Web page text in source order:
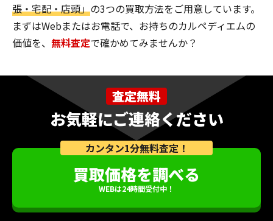
張・宅配・店頭」の3つの買取方法をご用意しています。
まずはWebまたはお電話で、お持ちのカルペディエムの
価値を、 無料査定で確かめてみませんか？
査定無料
お気軽にご連絡ください
カンタン1分無料査定！
買取価格を調べる
WEBは24時間受付中！